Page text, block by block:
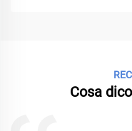
Cosa